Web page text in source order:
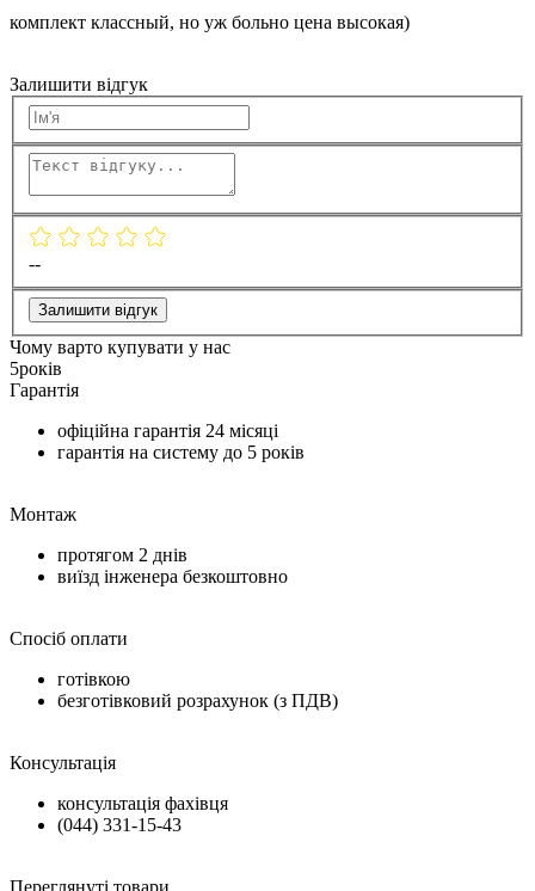
комплект классный, но уж больно цена высокая)
Залишити відгук
--
Залишити відгук
Чому варто купувати у нас
5років
Гарантія
офіційна гарантія 24 місяці
гарантія на систему до 5 років
Монтаж
протягом 2 днів
виїзд інженера безкоштовно
Спосіб оплати
готівкою
безготівковий розрахунок (з ПДВ)
Консультація
консультація фахівця
(044) 331-15-43